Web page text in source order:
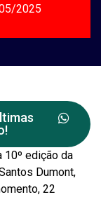
2025
10º edição da
Dumont,
22